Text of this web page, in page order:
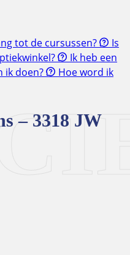
tot de cursussen?
Is
Ik heb een
ik doen?
Hoe word ik
– 3318 JW